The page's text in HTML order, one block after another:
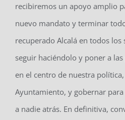
recibiremos un apoyo amplio
nuevo mandato y terminar
recuperado Alcalá en todos
seguir haciéndolo y poner a
en el centro de nuestra
Ayuntamiento, y gobernar
a nadie atrás. En definitiva,